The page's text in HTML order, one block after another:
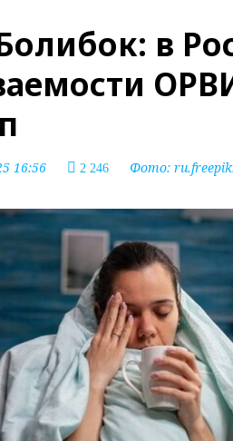
в
16:56 2 246 Фото: